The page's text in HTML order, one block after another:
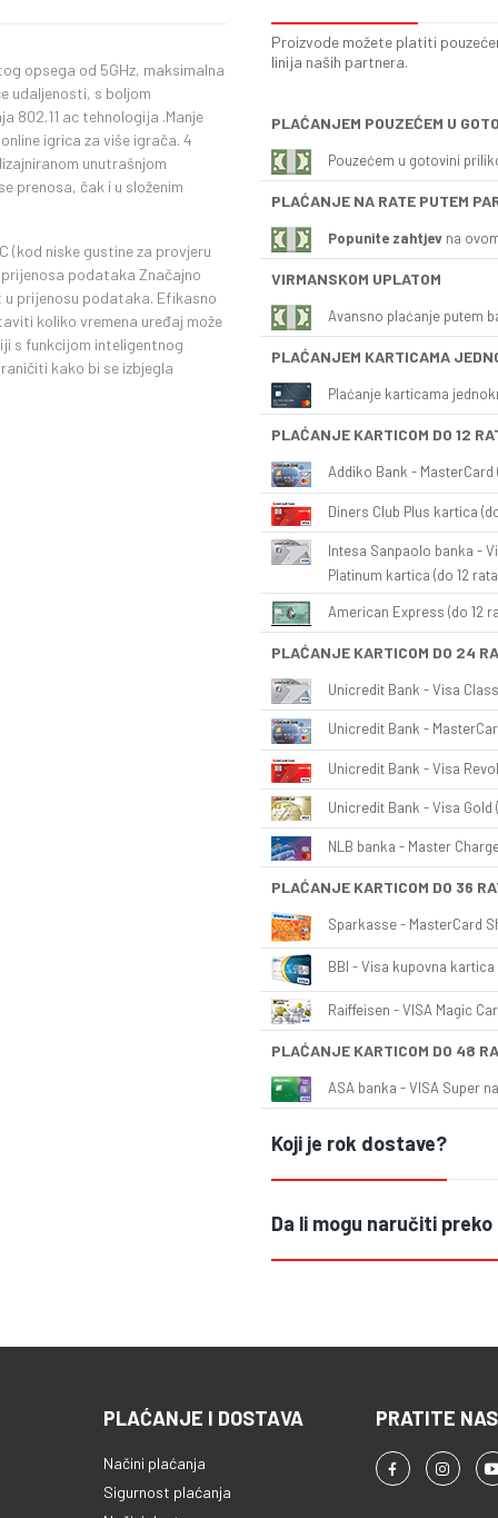
opsega od 5GHz, maksimalna
udaljenosti, s boljom
802.11 ac tehnologija .Manje
igrica za više igrača. 4
unutrašnjom
prenosa, čak i u složenim
(kod niske gustine za provjeru
podataka Značajno
prijenosu podataka. Efikasno
koliko vremena uređaj može
s funkcijom inteligentnog
kako bi se izbjegla
Proizvode možete platiti
linija naših partnera.
PLAĆANJEM POUZEĆEM U
Pouzećem u gotovini
PLAĆANJE NA RATE PUTEM
Popunite zahtjev na
VIRMANSKOM UPLATOM
Avansno plaćanje putem
PLAĆANJEM KARTICAMA
Plaćanje karticama
PLAĆANJE KARTICOM DO 12
Addiko Bank - MasterCard
Diners Club Plus kartica
Intesa Sanpaolo banka -
Platinum kartica (do 12
American Express (do 12
PLAĆANJE KARTICOM DO 24
Unicredit Bank - Visa
Unicredit Bank -
Unicredit Bank - Visa
Unicredit Bank - Visa Gold
NLB banka - Master
PLAĆANJE KARTICOM DO 36
Sparkasse - MasterCard
BBI - Visa kupovna kartica
Raiffeisen - VISA Magic
PLAĆANJE KARTICOM DO 48
ASA banka - VISA Super
Koji je rok dostave?
Da li mogu naručiti
PLAĆANJE I DOSTAVA
Načini plaćanja
Sigurnost plaćanja
PRATITE NAS